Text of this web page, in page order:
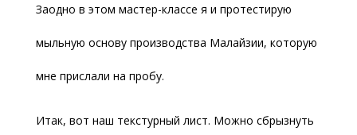
Заодно в этом мастер-классе я и протестирую
мыльную основу производства Малайзии, которую
мне прислали на пробу.
Итак, вот наш текстурный лист. Можно сбрызнуть